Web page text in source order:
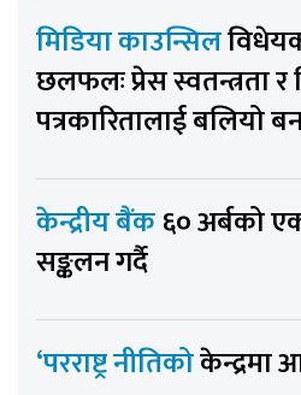
मिडिया काउन्सिल
छलफलः प्रेस स्वतन्त्रता र
पत्रकारितालाई बलियो
केन्द्रीय बैंक६० अर्बको
सङ्कलन गर्दै
‘परराष्ट्र नीतिकोकेन्द्रमा